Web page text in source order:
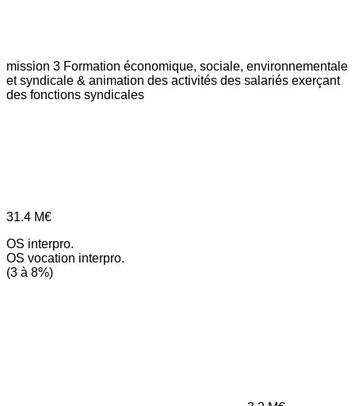
mission 3 Formation économique, sociale, environnementale
et syndicale & animation des activités des salariés exerçant
des fonctions syndicales
31.4 M€
OS interpro.
OS vocation interpro.
(3 à 8%)